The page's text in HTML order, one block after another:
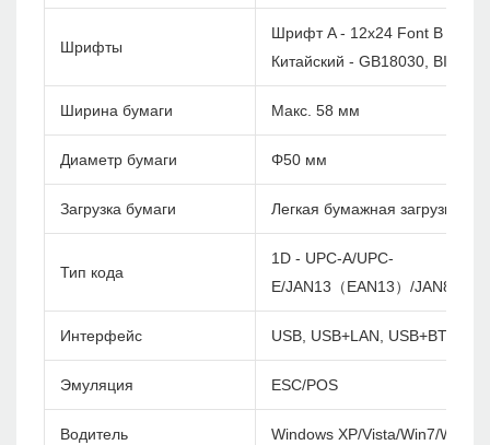
Шрифты
Шрифт A - 12x24 Font B - 9x17
Китайский - GB18030, BIG5
Ширина бумаги Макс. 58 мм
Диаметр бумаги Φ50 мм
Загрузка бумаги Легкая бумажная загрузка
Тип кода
1D - UPC-A/UPC-
E/JAN13（EAN13）/JAN8（
Интерфейс USB, USB+LAN, USB+BT,
Эмуляция ESC/POS
Водитель Windows XP/Vista/Win7/Win8/